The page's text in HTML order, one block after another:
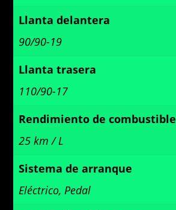
Llanta delantera
90/90-19
Llanta trasera
110/90-17
Rendimiento de combustible
25 km / L
Sistema de arranque
Eléctrico, Pedal